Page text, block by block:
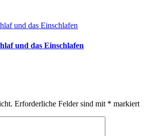
und das Einschlafen
Erforderliche Felder sind mit * markiert